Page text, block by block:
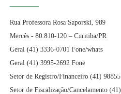
Rua Professora Rosa Saporski, 989
Mercês - 80.810-120 – Curitiba/PR
Geral (41) 3336-0701 Fone/whats
Geral (41) 3995-2692 Fone
Setor de Registro/Financeiro (41)
Setor de Fiscalização/Cancelamento